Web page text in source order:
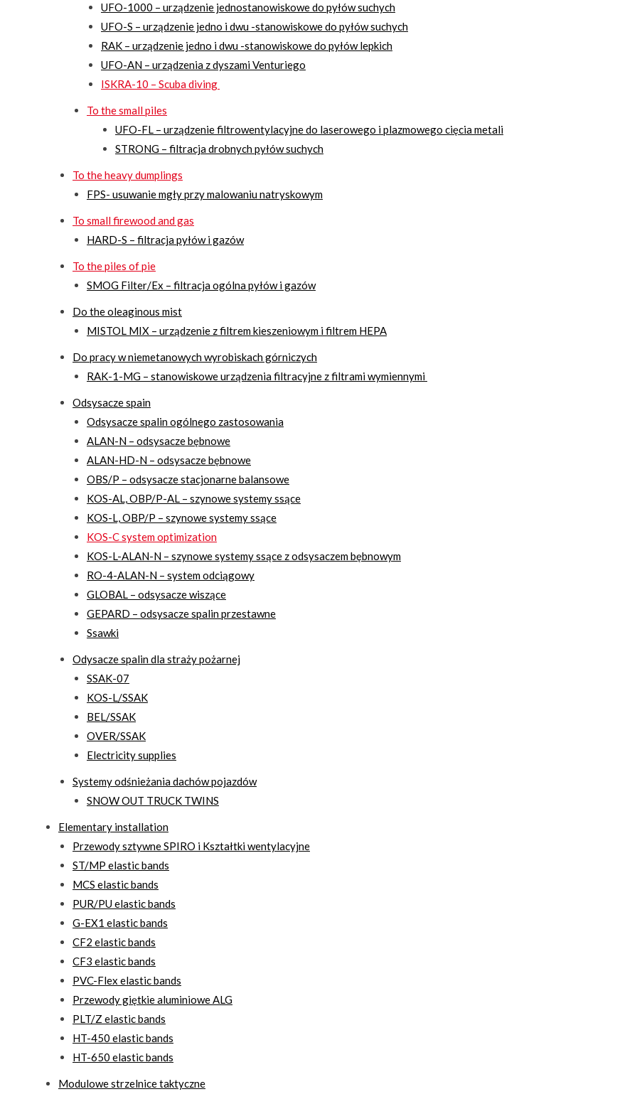
UFO-1000 – urządzenie jednostanowiskowe do pyłów suchych
UFO-S – urządzenie jedno i dwu -stanowiskowe do pyłów suchych
RAK – urządzenie jedno i dwu -stanowiskowe do pyłów lepkich
UFO-AN – urządzenia z dyszami Venturiego
ISKRA-10 – Scuba diving
To the small piles
UFO-FL – urządzenie filtrowentylacyjne do laserowego i plazmowego cięcia metali
STRONG – filtracja drobnych pyłów suchych
To the heavy dumplings
FPS- usuwanie mgły przy malowaniu natryskowym
To small firewood and gas
HARD-S – filtracja pyłów i gazów
To the piles of pie
SMOG Filter/Ex – filtracja ogólna pyłów i gazów
Do the oleaginous mist
MISTOL MIX – urządzenie z filtrem kieszeniowym i filtrem HEPA
Do pracy w niemetanowych wyrobiskach górniczych
RAK-1-MG – stanowiskowe urządzenia filtracyjne z filtrami wymiennymi
Odsysacze spain
Odsysacze spalin ogólnego zastosowania
ALAN-N – odsysacze bębnowe
ALAN-HD-N – odsysacze bębnowe
OBS/P – odsysacze stacjonarne balansowe
KOS-AL, OBP/P-AL – szynowe systemy ssące
KOS-L, OBP/P – szynowe systemy ssące
KOS-C system optimization
KOS-L-ALAN-N – szynowe systemy ssące z odsysaczem bębnowym
RO-4-ALAN-N – system odciągowy
GLOBAL – odsysacze wiszące
GEPARD – odsysacze spalin przestawne
Ssawki
Odysacze spalin dla straży pożarnej
SSAK-07
KOS-L/SSAK
BEL/SSAK
OVER/SSAK
Electricity supplies
Systemy odśnieżania dachów pojazdów
SNOW OUT TRUCK TWINS
Elementary installation
Przewody sztywne SPIRO i Kształtki wentylacyjne
ST/MP elastic bands
MCS elastic bands
PUR/PU elastic bands
G-EX1 elastic bands
CF2 elastic bands
CF3 elastic bands
PVC-Flex elastic bands
Przewody giętkie aluminiowe ALG
PLT/Z elastic bands
HT-450 elastic bands
HT-650 elastic bands
Modulowe strzelnice taktyczne